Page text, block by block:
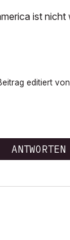
ist nicht
editiert
ANTWORTEN